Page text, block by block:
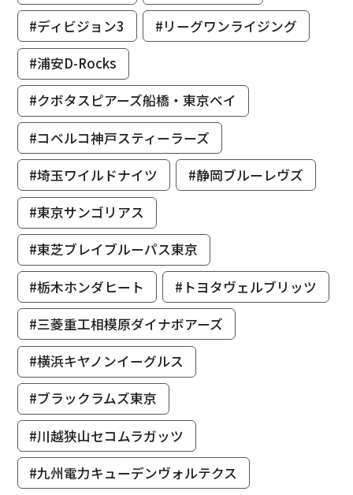
#ディビジョン3
#リーグワンライジング
#浦安D-Rocks
#クボタスピアーズ船橋・東京ベイ
#コベルコ神戸スティーラーズ
#埼玉ワイルドナイツ
#静岡ブルーレヴズ
#東京サンゴリアス
#東芝ブレイブルーパス東京
#栃木ホンダヒート
#トヨタヴェルブリッツ
#三菱重工相模原ダイナボアーズ
#横浜キヤノンイーグルス
#ブラックラムズ東京
#川越狭山セコムラガッツ
#九州電力キューデンヴォルテクス